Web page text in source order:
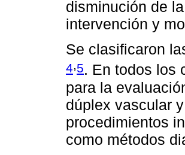
disminución de
intervención y
Se clasificaron
4,5. En todos los
para la
dúplex vascular
procedimientos
como métodos